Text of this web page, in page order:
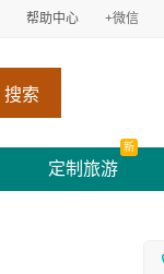
帮助中心 +微信
搜索
定制旅游
新